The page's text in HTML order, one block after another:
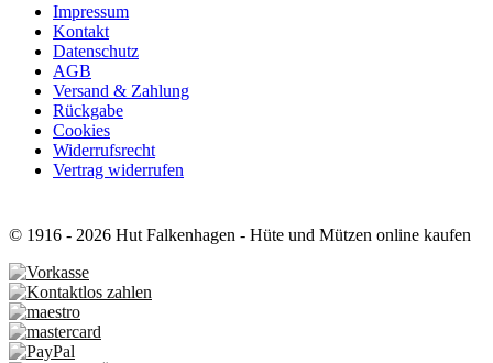
Impressum
Kontakt
Datenschutz
AGB
Versand & Zahlung
Rückgabe
Cookies
Widerrufsrecht
Vertrag widerrufen
© 1916 - 2026 Hut Falkenhagen - Hüte und Mützen online kaufen